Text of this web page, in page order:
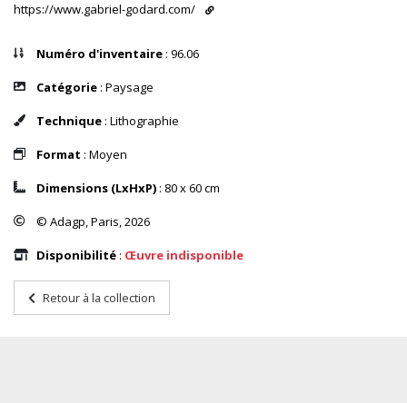
https://www.gabriel-godard.com/
Numéro d'inventaire : 96.06
Catégorie : Paysage
Technique : Lithographie
Format : Moyen
Dimensions (LxHxP) : 80 x 60 cm
© Adagp, Paris, 2026
Disponibilité : Œuvre indisponible
Retour à la collection